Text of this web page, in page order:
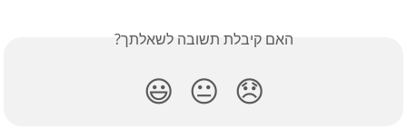
האם קיבלת תשובה לשאלתך?
😞
😐
😃